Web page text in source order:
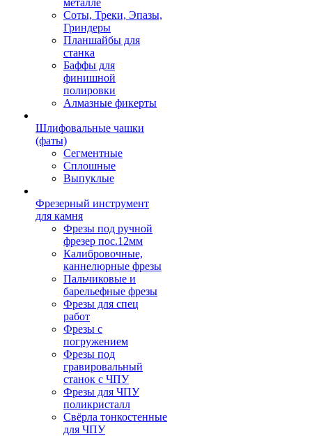
металле
Соты, Треки, Эпазы,
Гриндеры
Планшайбы для
станка
Баффы для
финишной
полировки
Алмазные фикерты
Шлифовальные чашки
(фаты)
Сегментные
Сплошные
Выпуклые
Фрезерный инструмент
для камня
Фрезы под ручной
фрезер пос.12мм
Калибровочные,
каннелюрные фрезы
Пальчиковые и
барельефные фрезы
Фрезы для спец
работ
Фрезы с
погружением
Фрезы под
гравировальный
станок с ЧПУ
Фрезы для ЧПУ
поликристалл
Свёрла тонкостенные
для ЧПУ